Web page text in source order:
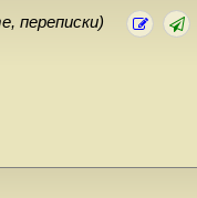
переписки)